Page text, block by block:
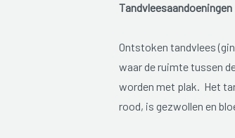
Tandvleesaandoeningen
Ontstoken tandvlees
waar de ruimte tussen
worden met plak. Het
rood, is gezwollen en